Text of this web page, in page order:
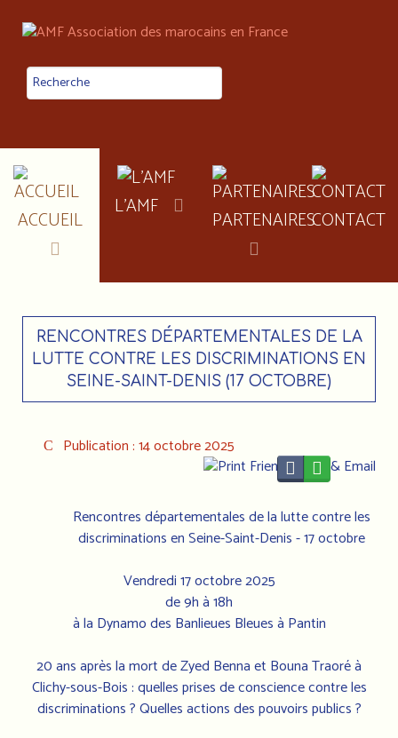
ACCUEIL L'AMF PARTENAIRESCONTACT
RENCONTRES DÉPARTEMENTALES DE LA
LUTTE CONTRE LES DISCRIMINATIONS EN
SEINE-SAINT-DENIS (17 OCTOBRE)
Publication : 14 octobre 2025
Rencontres départementales de la lutte contre les
discriminations en Seine-Saint-Denis - 17 octobre
Vendredi 17 octobre 2025
de 9h à 18h
à la Dynamo des Banlieues Bleues à Pantin
20 ans après la mort de Zyed Benna et Bouna Traoré à
Clichy-sous-Bois : quelles prises de conscience contre les
discriminations ? Quelles actions des pouvoirs publics ?